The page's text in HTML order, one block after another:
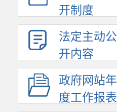
开制度
法定主动公
开内容
政府网站年
度工作报表